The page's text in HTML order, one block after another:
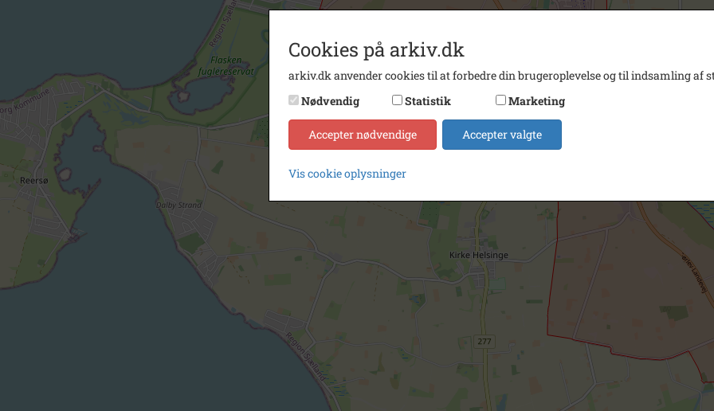
Cookies på arkiv.dk
arkiv.dk anvender cookies til at forbedre din brugeroplevelse og til indsamling af
Nødvendig
Statistik Marketing
Accepter nødvendige Accepter valgte
Vis cookie oplysninger